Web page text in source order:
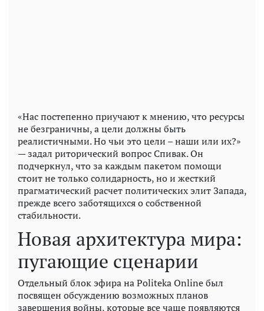
«Нас постепенно приучают к мнению, что ресурсы
не безграничны, а цели должны быть
реалистичными. Но чьи это цели – наши или их?»
— задал риторический вопрос Спивак. Он
подчеркнул, что за каждым пакетом помощи
стоит не только солидарность, но и жесткий
прагматический расчет политических элит Запада,
прежде всего заботящихся о собственной
стабильности.
Новая архитектура мира:
пугающие сценарии
Отдельный блок эфира на Politeka Online был
посвящен обсуждению возможных планов
завершения войны, которые все чаще появляются